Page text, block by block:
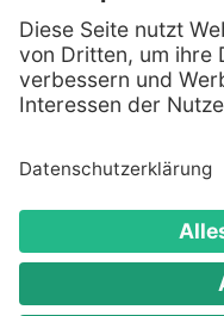
Alle genannten
Copyright © 2008 -